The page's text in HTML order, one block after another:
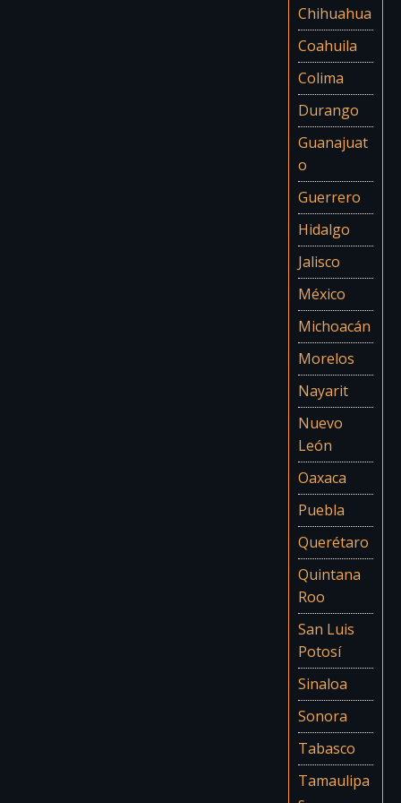
Chihuahua
Coahuila
Colima
Durango
Guanajuat
o
Guerrero
Hidalgo
Jalisco
México
Michoacán
Morelos
Nayarit
Nuevo
León
Oaxaca
Puebla
Querétaro
Quintana
Roo
San Luis
Potosí
Sinaloa
Sonora
Tabasco
Tamaulipa